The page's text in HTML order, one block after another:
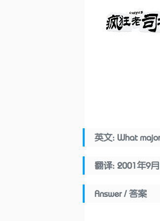
英文: What
翻译: 2001年9
Answer / 答案